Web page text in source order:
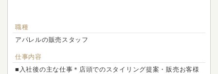
職種
アパレルの販売スタッフ
仕事内容
■入社後の主な仕事＊店頭でのスタイリング提案・販売お客様